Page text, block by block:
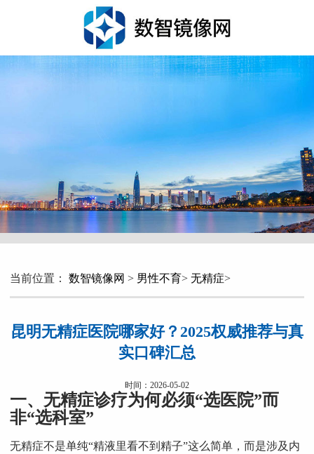
当前位置： 数智镜像网 > 男性不育> 无精症>
昆明无精症医院哪家好？2025权威推荐与真
实口碑汇总
时间：2026-05-02
一、无精症诊疗为何必须“选医院”而
非“选科室”
无精症不是单纯“精液里看不到精子”这么简单，而是涉及内